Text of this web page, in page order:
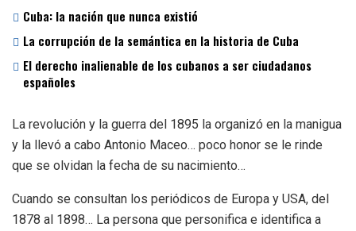
Cuba: la nación que nunca existió
La corrupción de la semántica en la historia de Cuba
El derecho inalienable de los cubanos a ser ciudadanos
españoles
La revolución y la guerra del 1895 la organizó en la manigua
y la llevó a cabo Antonio Maceo… poco honor se le rinde
que se olvidan la fecha de su nacimiento…
Cuando se consultan los periódicos de Europa y USA, del
1878 al 1898… La persona que personifica e identifica a